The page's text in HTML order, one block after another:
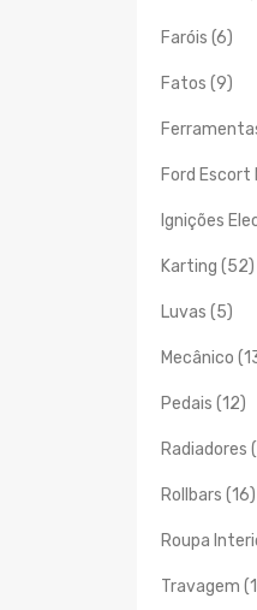
Faróis (6)
Fatos (9)
Ford Escort
Ignições
Karting (52)
Luvas (5)
Mecânico
Pedais (12)
Radiadores
Rollbars (16)
Roupa
Travagem